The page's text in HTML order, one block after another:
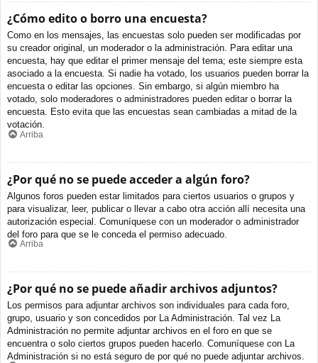
¿Cómo edito o borro una encuesta?
Como en los mensajes, las encuestas solo pueden ser modificadas por
su creador original, un moderador o la administración. Para editar una
encuesta, hay que editar el primer mensaje del tema; este siempre esta
asociado a la encuesta. Si nadie ha votado, los usuarios pueden borrar la
encuesta o editar las opciones. Sin embargo, si algún miembro ha
votado, solo moderadores o administradores pueden editar o borrar la
encuesta. Esto evita que las encuestas sean cambiadas a mitad de la
votación.
Arriba
¿Por qué no se puede acceder a algún foro?
Algunos foros pueden estar limitados para ciertos usuarios o grupos y
para visualizar, leer, publicar o llevar a cabo otra acción allí necesita una
autorización especial. Comuníquese con un moderador o administrador
del foro para que se le conceda el permiso adecuado.
Arriba
¿Por qué no se puede añadir archivos adjuntos?
Los permisos para adjuntar archivos son individuales para cada foro,
grupo, usuario y son concedidos por La Administración. Tal vez La
Administración no permite adjuntar archivos en el foro en que se
encuentra o solo ciertos grupos pueden hacerlo. Comuníquese con La
Administración si no está seguro de por qué no puede adjuntar archivos.